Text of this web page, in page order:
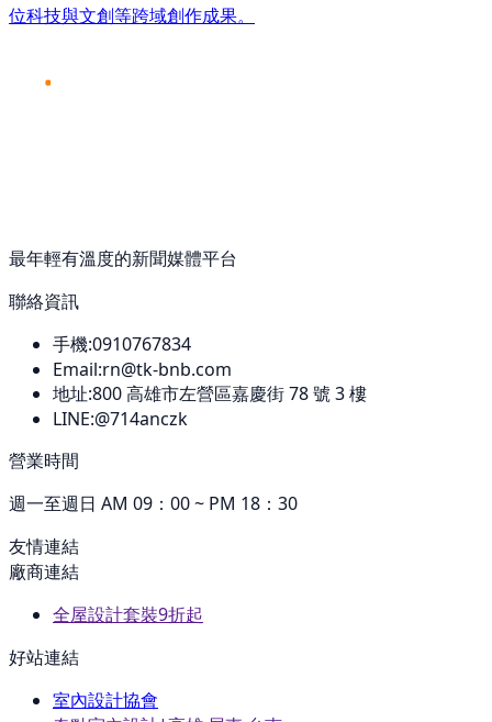
位科技與文創等跨域創作成果。
最年輕有溫度的新聞媒體平台
聯絡資訊
手機:0910767834
Email:rn@tk-bnb.com
地址:800高雄市左營區嘉慶街 78 號 3 樓
LINE:@714anczk
營業時間
週一至週日 AM 09：00 ~ PM 18：30
友情連結
廠商連結
全屋設計套裝9折起
好站連結
室內設計協會